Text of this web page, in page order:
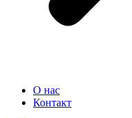
О нас
Контакт